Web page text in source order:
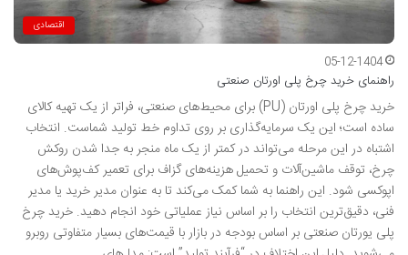
اقتصادی
05-12-1404
راهنمای خرید چرخ پلی اورتان صنعتی
خرید چرخ پلی اورتان (PU) برای محیط‌های صنعتی، فراتر از یک تهیه کالای
ساده است؛ این یک سرمایه‌گذاری بر روی تداوم خط تولید شماست. انتخاب
اشتباه در این مرحله می‌تواند در کمتر از یک ماه منجر به جدا شدن روکش
چرخ، توقف ماشین‌آلات و تحمیل هزینه‌های گزاف برای تعمیر کف‌پوش‌های
اپوکسی شود. این راهنما به شما کمک می‌کند تا به عنوان مدیر خرید یا مدیر
فنی، دقیق‌ترین انتخاب را بر اساس نیاز عملیاتی خود انجام دهید. خرید چرخ
پلی یورتان صنعتی بر اساس بودجه در بازار با قیمت‌های بسیار متفاوتی روبرو